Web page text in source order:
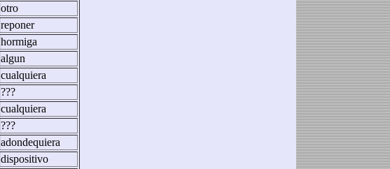
otro
reponer
hormiga
algun
cualquiera
???
cualquiera
???
adondequiera
dispositivo